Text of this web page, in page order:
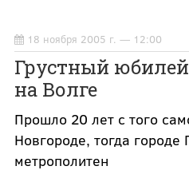
18 ноября 2005 г. — 12:00
Грустный
на Волге
Прошло 20 лет с того
Новгороде, тогда городе
метрополитен